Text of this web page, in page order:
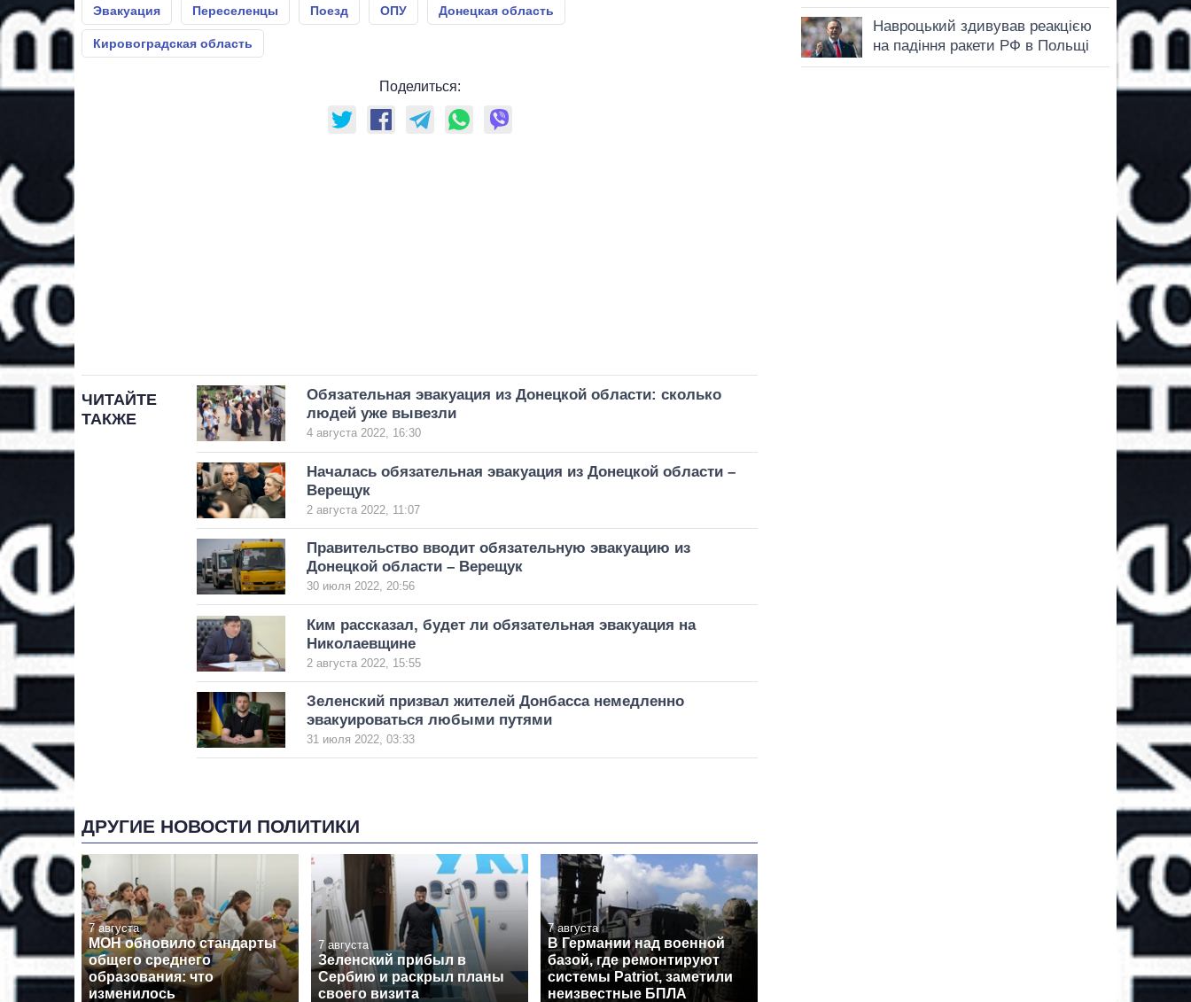
Эвакуация Переселенцы Поезд ОПУ Донецкая область
Кировоградская область
Поделиться:
ЧИТАЙТЕ
ТАКЖЕ
Обязательная эвакуация из Донецкой области: сколько
людей уже вывезли
4 августа 2022, 16:30
Началась обязательная эвакуация из Донецкой области –
Верещук
2 августа 2022, 11:07
Правительство вводит обязательную эвакуацию из
Донецкой области – Верещук
30 июля 2022, 20:56
Ким рассказал, будет ли обязательная эвакуация на
Николаевщине
2 августа 2022, 15:55
Зеленский призвал жителей Донбасса немедленно
эвакуироваться любыми путями
31 июля 2022, 03:33
ДРУГИЕ НОВОСТИ ПОЛИТИКИ
7 августа
МОН обновило стандарты
общего среднего
образования: что
изменилось
7 августа
Зеленский прибыл в
Сербию и раскрыл планы
своего визита
7 августа
В Германии над военной
базой, где ремонтируют
системы Patriot, заметили
неизвестные БПЛА